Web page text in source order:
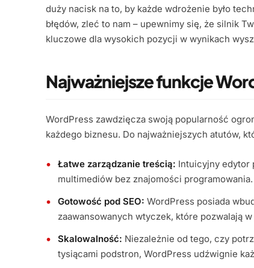
duży nacisk na to, by każde wdrożenie było
błędów, zleć to nam – upewnimy się, że silnik
kluczowe dla wysokich pozycji w wynikach
Najważniejsze funkcje
WordPress zawdzięcza swoją popularność
każdego biznesu. Do najważniejszych atutów,
Łatwe zarządzanie treścią: Intuicyjny edytor
multimediów bez znajomości programowania.
Gotowość pod SEO: WordPress posiada
zaawansowanych wtyczek, które pozwalają
Skalowalność: Niezależnie od tego, czy
tysiącami podstron, WordPress udźwignie